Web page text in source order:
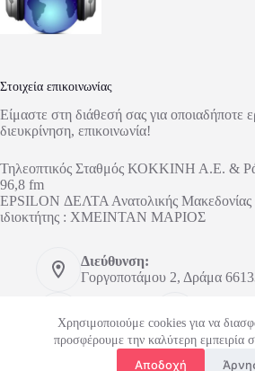
Χρησιμοποιούμε cookies για να
προσφέρουμε την καλύτερη εμπειρία
Αποδοχή
Στοιχεία επικοινωνίας
Είμαστε στη διάθεσή σας για οποιαδήποτε
διευκρίνηση, επικοινωνία!
Τηλεοπτικός Σταθμός ΚΟΚΚΙΝΗ Α.Ε. &
96,8 fm
EPSILON ΔΕΛΤΑ Ανατολικής
ιδιοκτήτης : ΧΜΕΙΝΤΑΝ ΜΑΡΙΟΣ
Διεύθυνση:
Γοργοποτάμου 2, Δράμα
2521303673
Email:
tvdelta@outlook.com